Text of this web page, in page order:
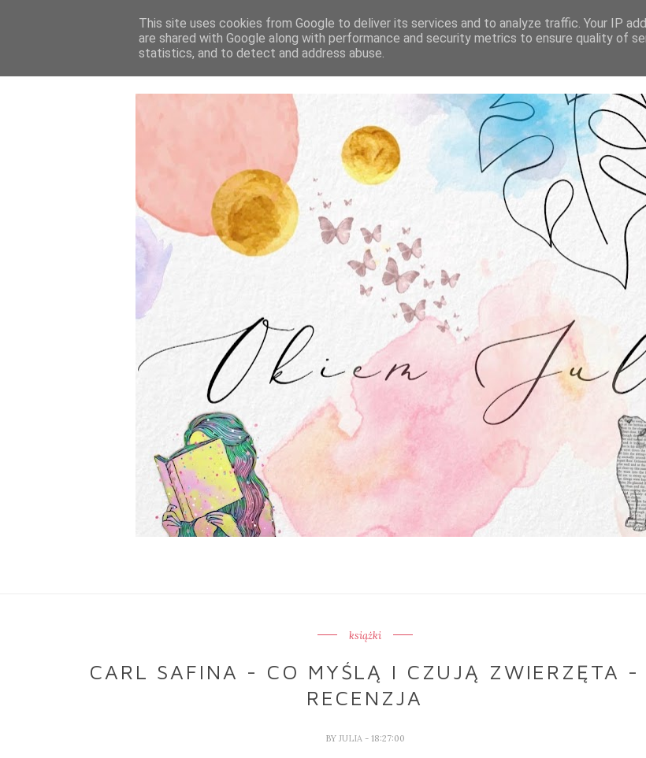
STRONA GŁÓWNA O MNIE
książki
CARL SAFINA - CO MYŚLĄ I CZUJĄ ZWIERZĘTA -
RECENZJA
BY JULIA - 18:27:00
This site uses cookies from Google to deliver its services and to analyze traffic. Your IP
are shared with Google along with performance and security metrics to ensure quality of
statistics, and to detect and address abuse.